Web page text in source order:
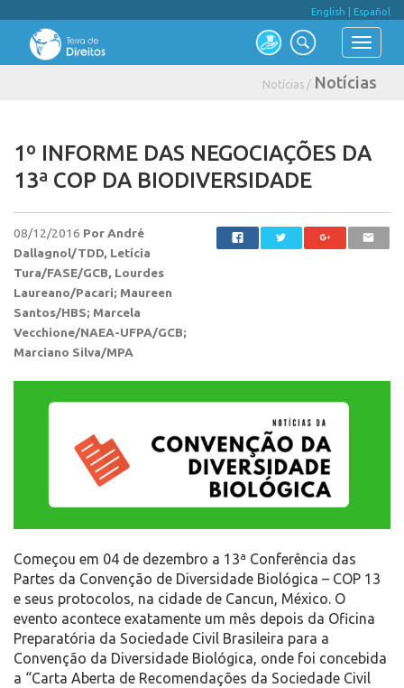
English Español
Notícias / Notícias
1º INFORME DAS NEGOCIAÇÕES DA
13ª COP DA BIODIVERSIDADE
08/12/2016 Por André
Dallagnol/TDD, Letícia
Tura/FASE/GCB, Lourdes
Laureano/Pacari; Maureen
Santos/HBS; Marcela
Vecchione/NAEA-UFPA/GCB;
Marciano Silva/MPA
Começou em 04 de dezembro a 13ª Conferência das
Partes da Convenção de Diversidade Biológica – COP 13
e seus protocolos, na cidade de Cancun, México. O
evento acontece exatamente um mês depois da Oficina
Preparatória da Sociedade Civil Brasileira para a
Convenção da Diversidade Biológica, onde foi concebida
a “Carta Aberta de Recomendações da Sociedade Civil